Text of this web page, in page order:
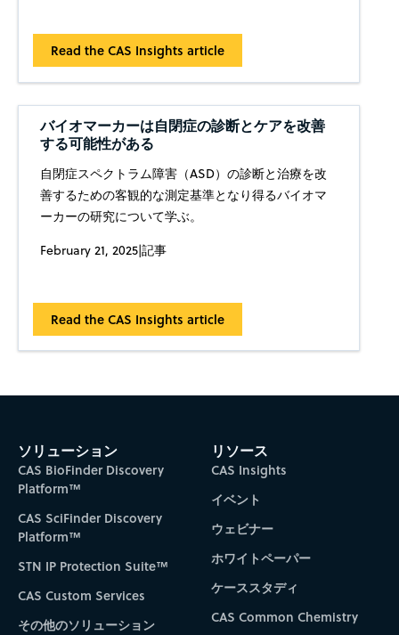
Read the CAS Insights article
バイオマーカーは自閉症の診断とケアを改善
する可能性がある
自閉症スペクトラム障害（ASD）の診断と治療を改
善するための客観的な測定基準となり得るバイオマ
ーカーの研究について学ぶ。
February 21, 2025|記事
Read the CAS Insights article
ソリューション
CAS BioFinder Discovery
Platform™
CAS SciFinder Discovery
Platform™
STN IP Protection Suite™
CAS Custom Services
その他のソリューション
リソース
CAS Insights
イベント
ウェビナー
ホワイトペーパー
ケーススタディ
CAS Common Chemistry